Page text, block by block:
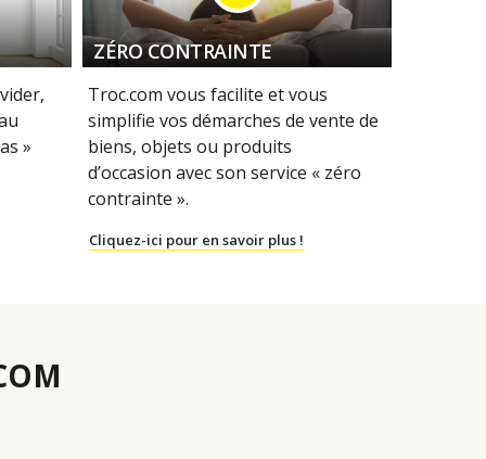
»
ZÉRO CONTRAINTE
Troc.com vous facilite et vous
simplifie vos démarches de vente de
biens, objets ou produits
d’occasion avec son service « zéro
contrainte ».
Cliquez-ici pour en savoir plus !